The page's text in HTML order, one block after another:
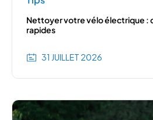
Nettoyer votre vélo électrique :
rapides
31 JUILLET 2026